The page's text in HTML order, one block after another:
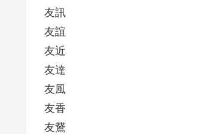
友訊
友誼
友近
友達
友風
友香
友鵞